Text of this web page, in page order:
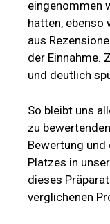
eingenommen
hatten, ebenso
aus
der Einnahme.
und deutlich
So bleibt uns
zu
Bewertung
Platzes in
dieses
verglichenen